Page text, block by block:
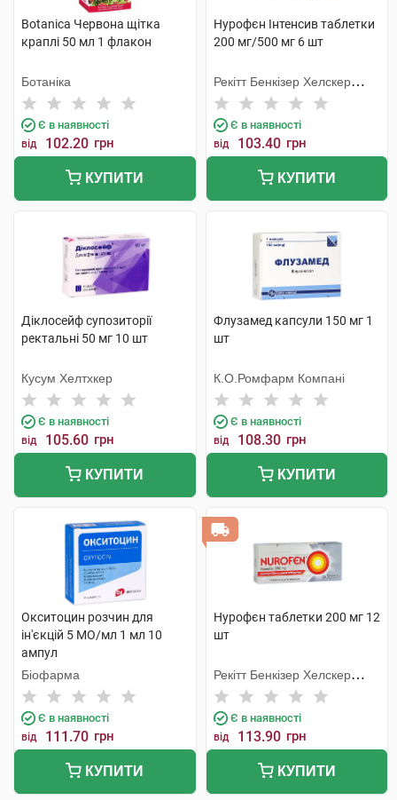
Botanica Червона щітка
краплі 50 мл 1 флакон
Ботаніка
Є в наявності
від 102.20 грн
КУПИТИ
Нурофєн Інтенсив таблетки
200 мг/500 мг 6 шт
Рекітт Бенкізер Хелскер
Інтернешнл
Є в наявності
від 103.40 грн
КУПИТИ
Діклосейф супозиторії
ректальні 50 мг 10 шт
Кусум Хелтхкер
Є в наявності
від 105.60 грн
КУПИТИ
Флузамед капсули 150 мг 1
шт
К.О.Ромфарм Компані
Є в наявності
від 108.30 грн
КУПИТИ
Окситоцин розчин для
ін'єкцій 5 МО/мл 1 мл 10
ампул
Біофарма
Є в наявності
від 111.70 грн
КУПИТИ
Нурофєн таблетки 200 мг 12
шт
Рекітт Бенкізер Хелскер
Інтернешнл
Є в наявності
від 113.90 грн
КУПИТИ